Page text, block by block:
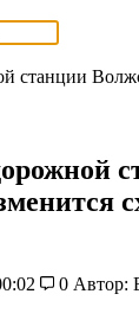
станции
0 Автор: